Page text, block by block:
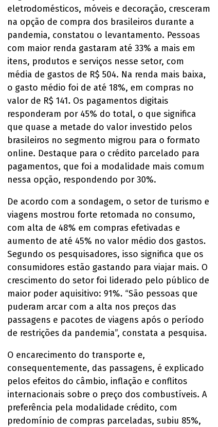
eletrodomésticos, móveis e decoração, cresceram
na opção de compra dos brasileiros durante a
pandemia, constatou o levantamento. Pessoas
com maior renda gastaram até 33% a mais em
itens, produtos e serviços nesse setor, com
média de gastos de R$ 504. Na renda mais baixa,
o gasto médio foi de até 18%, em compras no
valor de R$ 141. Os pagamentos digitais
responderam por 45% do total, o que significa
que quase a metade do valor investido pelos
brasileiros no segmento migrou para o formato
online. Destaque para o crédito parcelado para
pagamentos, que foi a modalidade mais comum
nessa opção, respondendo por 30%.
De acordo com a sondagem, o setor de turismo e
viagens mostrou forte retomada no consumo,
com alta de 48% em compras efetivadas e
aumento de até 45% no valor médio dos gastos.
Segundo os pesquisadores, isso significa que os
consumidores estão gastando para viajar mais. O
crescimento do setor foi liderado pelo público de
maior poder aquisitivo: 91%. “São pessoas que
puderam arcar com a alta nos preços das
passagens e pacotes de viagens após o período
de restrições da pandemia”, constata a pesquisa.
O encarecimento do transporte e,
consequentemente, das passagens, é explicado
pelos efeitos do câmbio, inflação e conflitos
internacionais sobre o preço dos combustíveis. A
preferência pela modalidade crédito, com
predomínio de compras parceladas, subiu 85%,